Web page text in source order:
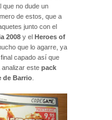
que no dude un
de estos, que a
junto con el
2008 y el Heroes of
que lo agarre, ya
capado así que
este pack
de Barrio